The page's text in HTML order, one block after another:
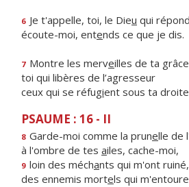
6 Je t'appelle, toi, le Dieu qui
écoute-moi, entends ce que je dis.
7 Montre les merveilles de ta
toi qui libères de l’agresseur
ceux qui se réfugient sous ta
PSAUME : 16 - II
8 Garde-moi comme la prunelle de
à l'ombre de tes ailes, cache-moi,
9 loin des méchants qui m'ont ruiné,
des ennemis mortels qui